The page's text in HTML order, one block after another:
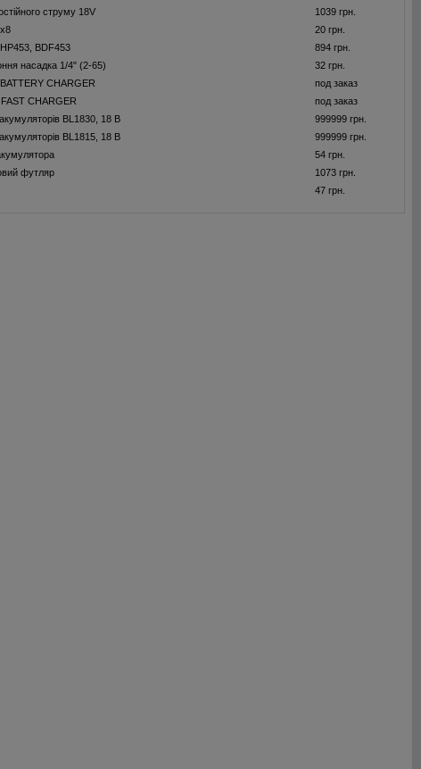
струму 18V
1039 грн.
20 грн.
BDF453
894 грн.
насадка 1/4" (2-65)
32 грн.
CHARGER
под заказ
CHARGER
под заказ
ВL1830, 18 В
999999 грн.
BL1815, 18 В
999999 грн.
54 грн.
футляр
1073 грн.
47 грн.